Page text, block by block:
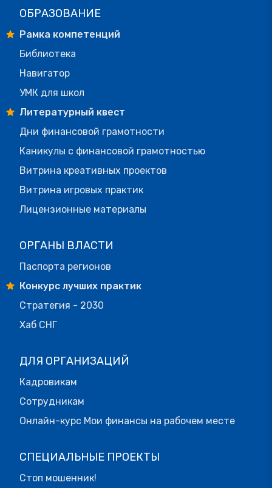
ОБРАЗОВАНИЕ
Рамка компетенций
Библиотека
Навигатор
УМК для школ
Литературный квест
Дни финансовой грамотности
Каникулы с финансовой грамотностью
Витрина креативных проектов
Витрина игровых практик
Лицензионные материалы
ОРГАНЫ ВЛАСТИ
Паспорта регионов
Конкурс лучших практик
Стратегия - 2030
Хаб СНГ
ДЛЯ ОРГАНИЗАЦИЙ
Кадровикам
Сотрудникам
Онлайн-курс Мои финансы на рабочем месте
СПЕЦИАЛЬНЫЕ ПРОЕКТЫ
Стоп мошенник!